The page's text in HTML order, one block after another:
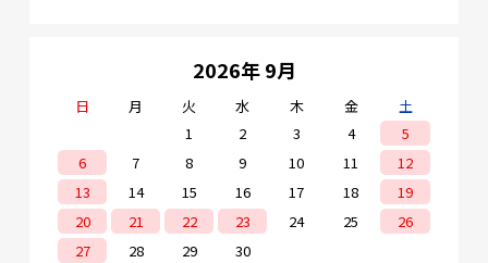
2026年 9月
日 月 火 水 木 金
土
1
2 3 4
5
6
7 8 9 10 11
12
13
14 15 16 17 18
19
20
21 22 23 24 25
26
27
28 29 30